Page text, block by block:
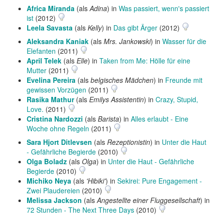
Africa Miranda (alsAdina) in Was passiert, wenn's passiert
ist (2012)
Leela Savasta (als Kelly) in Das gibt Ärger (2012)
Aleksandra Kaniak (als Mrs. Jankowski) in Wasser für die
Elefanten (2011)
April Telek (als Elle) in Taken from Me: Hölle für eine
Mutter (2011)
Evelina Pereira (als belgisches Mädchen) in Freunde mit
gewissen Vorzügen (2011)
Rasika Mathur(als Emilys Assistentin) in Crazy, Stupid,
Love. (2011)
Cristina Nardozzi (als Barista) in Alles erlaubt - Eine
Woche ohne Regeln (2011)
Sara Hjort Ditlevsen (als Rezeptionistin) in Unter die Haut
- Gefährliche Begierde (2010)
Olga Boladz (als Olga) in Unter die Haut - Gefährliche
Begierde (2010)
Michiko Neya (als 'Hibiki') in Sekirei: Pure Engagement -
Zwei Plaudereien (2010)
Melissa Jackson (alsAngestellte einer Fluggesellschaft) in
72 Stunden - The Next Three Days (2010)